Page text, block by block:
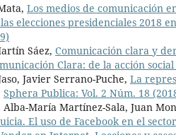
Los medios de comunicación
elecciones presidenciales 2018
Sáez, Comunicación clara y
Clara: de la acción
Javier Serrano-Puche, La
Sphera Publica: Vol. 2 Núm. 18
Alba-María Martínez-Sala, Juan
El uso de Facebook en el sector